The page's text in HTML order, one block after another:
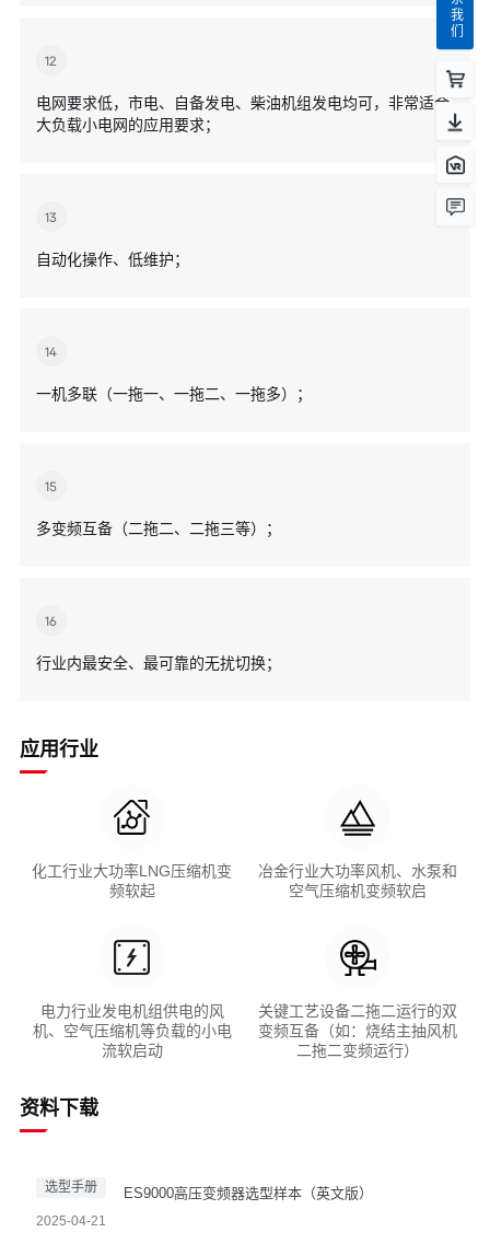
12
电网要求低，市电、自备发电、柴油机组发电均可，非常适合
大负载小电网的应用要求；
13
自动化操作、低维护；
14
一机多联（一拖一、一拖二、一拖多）；
15
多变频互备（二拖二、二拖三等）；
16
行业内最安全、最可靠的无扰切换；
应用行业
化工行业大功率LNG压缩机变
频软起
冶金行业大功率风机、水泵和
空气压缩机变频软启
电力行业发电机组供电的风
机、空气压缩机等负载的小电
流软启动
关键工艺设备二拖二运行的双
变频互备（如：烧结主抽风机
二拖二变频运行）
资料下载
选型手册 ES9000高压变频器选型样本（英文版）
2025-04-21